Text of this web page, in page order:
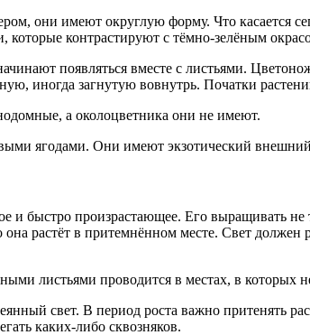
они имеют округлую форму. Что касается
контрастируют с тёмно-зелёным
появляться вместе с листьями.
иногда загнутую вовнутрь. Початки
а околоцветника они не имеют.
ягодами. Они имеют экзотический внешний
и быстро произрастающее. Его выращивать
растёт в притемнённом месте. Свет должен
листьями проводится в местах, в которых не
свет. В период роста важно притенять
каких-либо сквозняков.